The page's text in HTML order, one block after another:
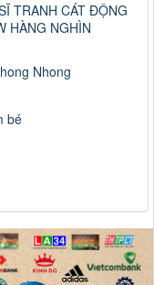
TRANH CÁT ĐỘNG
HÀNG NGHÌN
Nhong
bé